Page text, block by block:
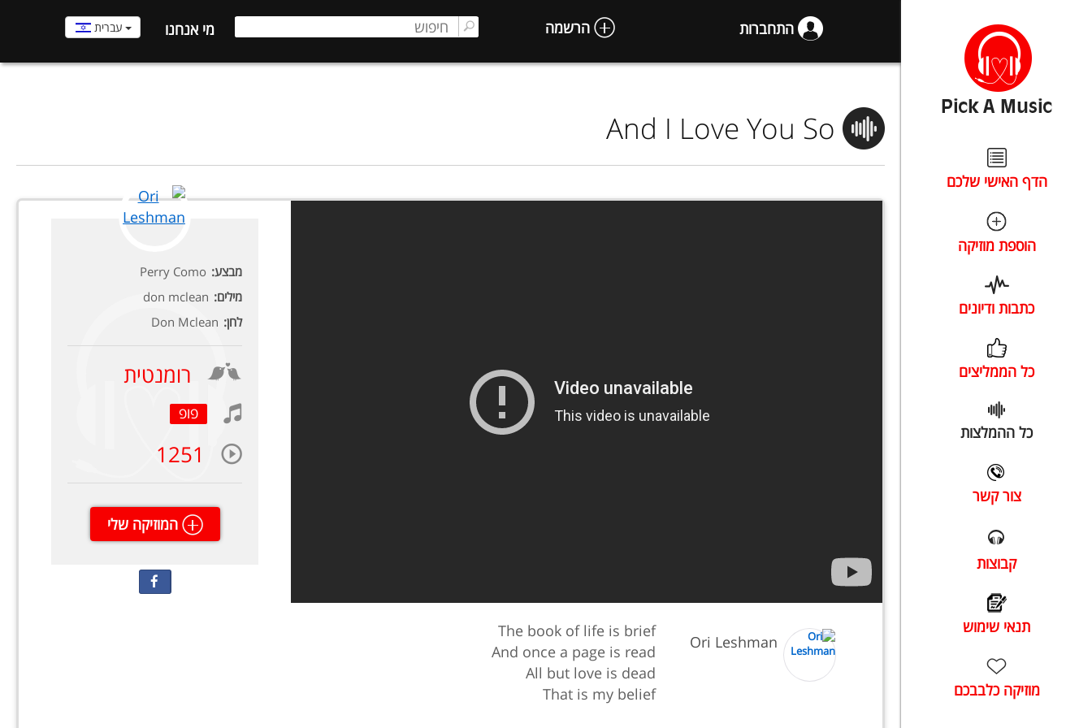
הדף האישי שלכם
הוספת מוזיקה
כתבות ודיונים
כל הממליצים
כל ההמלצות
צור קשר
קבוצות
תנאי שימוש
מוזיקה כלבבכם
התחברות הרשמה מי אנחנו עברית
And I Love You So
Ori Leshman
The book of life is brief
And once a page is read
All but love is dead
That is my belief
מבצע: Perry Como
מילים: don mclean
לחן: Don Mclean
רומנטית
פופ
1251
המוזיקה שלי